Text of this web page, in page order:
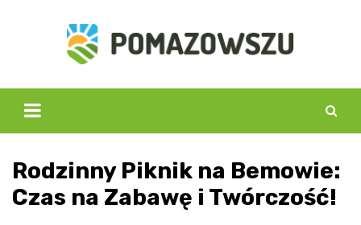
Rodzinny Piknik na Bemowie:
Czas na Zabawę i Twórczość!